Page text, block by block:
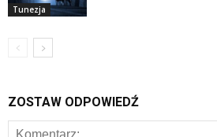
Tunezja
ZOSTAW ODPOWIEDŹ